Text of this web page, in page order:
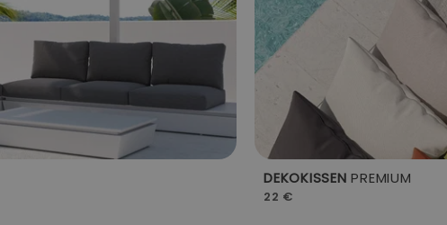
DEKOKISSEN PREMIUM
22 €